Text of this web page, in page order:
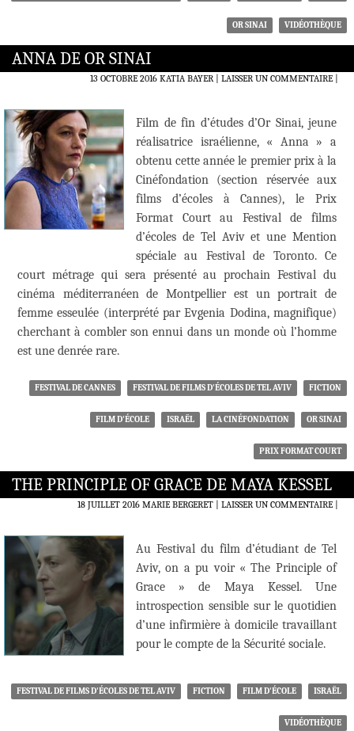
OR SINAI VIDÉOTHÈQUE
ANNA DE OR SINAI
13 OCTOBRE 2016 KATIA BAYER LAISSER UN COMMENTAIRE|
Film de fin d’études d’Or Sinai, jeune
réalisatrice israélienne, « Anna » a
obtenu cette année le premier prix à la
Cinéfondation (section réservée aux
films d’écoles à Cannes), le Prix
Format Court au Festival de films
d’écoles de Tel Aviv et une Mention
spéciale au Festival de Toronto. Ce
court métrage qui sera présenté au prochain Festival du
cinéma méditerranéen de Montpellier est un portrait de
femme esseulée (interprété par Evgenia Dodina, magnifique)
cherchant à combler son ennui dans un monde où l’homme
est une denrée rare.
FESTIVAL DE CANNES FESTIVAL DE FILMS D'ÉCOLES DE TEL AVIV FICTION
FILM D'ÉCOLE ISRAËL LA CINÉFONDATION OR SINAI
PRIX FORMAT COURT
THE PRINCIPLE OF GRACE DE MAYA KESSEL
18 JUILLET 2016 MARIE BERGERET LAISSER UN COMMENTAIRE|
Au Festival du film d’étudiant de Tel
Aviv, on a pu voir « The Principle of
Grace » de Maya Kessel. Une
introspection sensible sur le quotidien
d’une infirmière à domicile travaillant
pour le compte de la Sécurité sociale.
FESTIVAL DE FILMS D'ÉCOLES DE TEL AVIV FICTION FILM D'ÉCOLE ISRAËL
VIDÉOTHÈQUE